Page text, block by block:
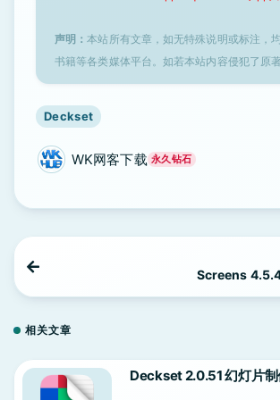
声明：本站所有文章，如无特殊说明或标注，
书籍等各类媒体平台。如若本站内容侵犯了原
Deckset
WK网客下载 永久钻石
Screens
相关文章
Deckset 2.0.51 幻灯片